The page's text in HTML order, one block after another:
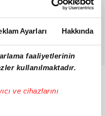
Ayarları Hakkında
faaliyetlerinin
kullanılmaktadır.
ve cihazlarını